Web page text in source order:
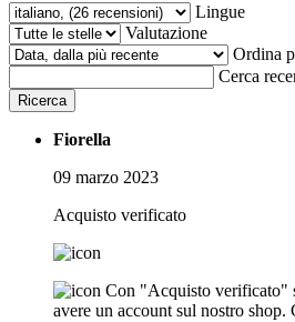
Lingue
Valutazione
Ordina
Cerca
Ricerca
Fiorella
09 marzo 2023
Acquisto verificato
Con "Acquisto verificato"
avere un account sul nostro shop.